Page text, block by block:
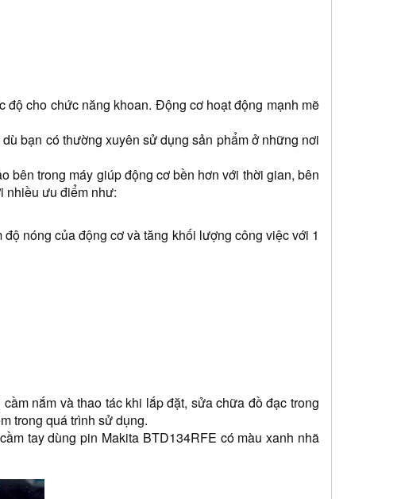
độ cho chức năng khoan. Động cơ hoạt động mạnh mẽ
bạn có thường xuyên sử dụng sản phẩm ở những nơi
bên trong máy giúp động cơ bền hơn với thời gian, bên
nhiều ưu điểm như:
nóng của động cơ và tăng khối lượng công việc với 1
nắm và thao tác khi lắp đặt, sửa chữa đồ đạc trong
trong quá trình sử dụng.
tay dùng pin Makita BTD134RFE có màu xanh nhã